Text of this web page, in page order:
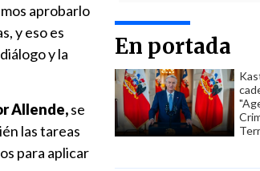
En portada
aprobarlo
y eso es
y la
Allende,se
las tareas
para aplicar